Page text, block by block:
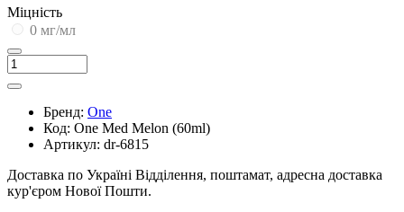
Міцність
0 мг/мл
Бренд: One
Код: One Med Melon (60ml)
Артикул: dr-6815
Доставка по Україні Відділення, поштамат, адресна доставка
кур'єром Нової Пошти.